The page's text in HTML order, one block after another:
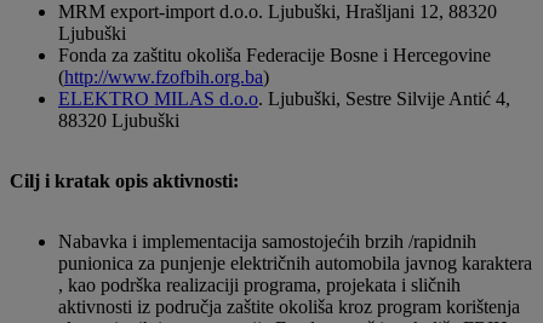
MRM export-import d.o.o. Ljubuški, Hrašljani 12, 88320
Ljubuški
Fonda za zaštitu okoliša Federacije Bosne i Hercegovine
(http://www.fzofbih.org.ba)
ELEKTRO MILAS d.o.o. Ljubuški, Sestre Silvije Antić 4,
88320 Ljubuški
Cilj i kratak opis aktivnosti:
Nabavka i implementacija samostojećih brzih /rapidnih
punionica za punjenje električnih automobila javnog karaktera
, kao podrška realizaciji programa, projekata i sličnih
aktivnosti iz područja zaštite okoliša kroz program korištenja